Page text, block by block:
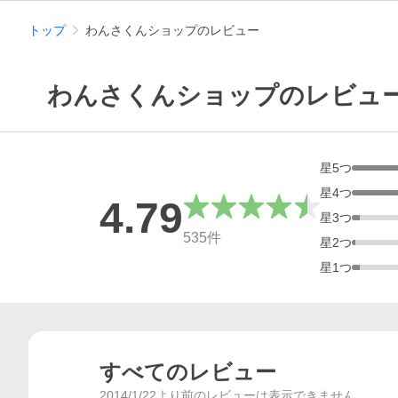
トップ わんさくんショップのレビュー
わんさくんショップのレビュ
総合評価
4.79535件
星5つ
星4つ
星3つ
星2つ
星1つ
すべてのレビュー